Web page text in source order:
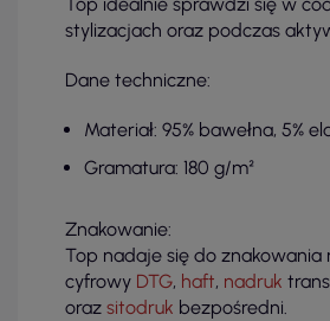
stylizacjach oraz podczas
Dane techniczne:
Materiał: 95% bawełna, 5%
Gramatura: 180 g/m²
Znakowanie:
Top nadaje się do znakowania
cyfrowy DTG, haft, nadruk
oraz sitodruk bezpośredni.